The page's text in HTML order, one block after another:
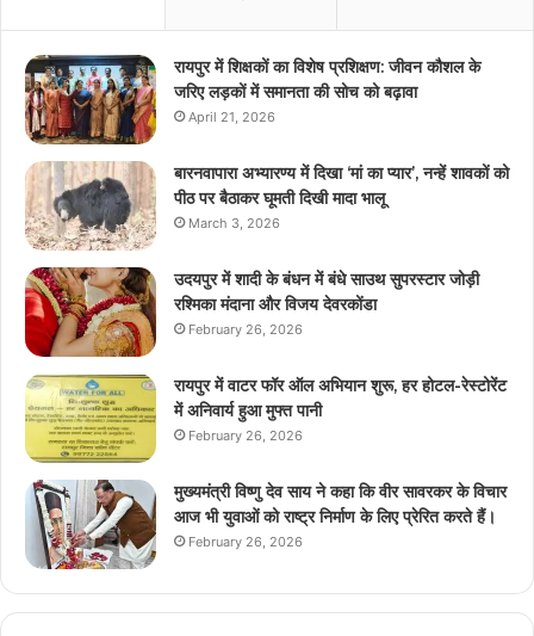
रायपुर में शिक्षकों का विशेष प्रशिक्षण: जीवन कौशल के
जरिए लड़कों में समानता की सोच को बढ़ावा
April 21, 2026
बारनवापारा अभ्यारण्य में दिखा ‘मां का प्यार’, नन्हें शावकों को
पीठ पर बैठाकर घूमती दिखी मादा भालू
March 3, 2026
उदयपुर में शादी के बंधन में बंधे साउथ सुपरस्टार जोड़ी
रश्मिका मंदाना और विजय देवरकोंडा
February 26, 2026
रायपुर में वाटर फॉर ऑल अभियान शुरू, हर होटल-रेस्टोरेंट
में अनिवार्य हुआ मुफ्त पानी
February 26, 2026
मुख्यमंत्री विष्णु देव साय ने कहा कि वीर सावरकर के विचार
आज भी युवाओं को राष्ट्र निर्माण के लिए प्रेरित करते हैं।
February 26, 2026